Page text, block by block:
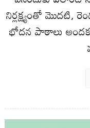
నిర్లక్ష్యంతో మొదటి,
భోదన పాఠాలు అందక